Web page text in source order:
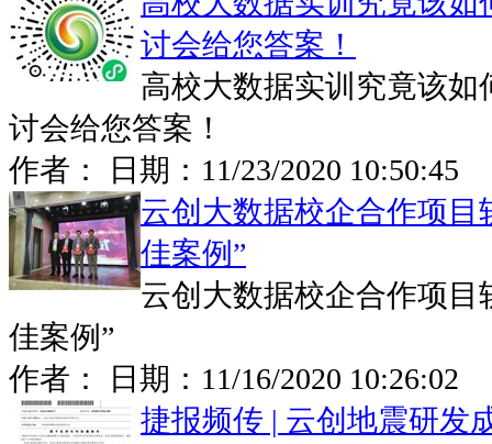
讨会给您答案！
高校大数据实训究竟该如
讨会给您答案！
作者： 日期： 11/23/2020 10:50:45
云创大数据校企合作项目
佳案例”
云创大数据校企合作项目
佳案例”
作者： 日期： 11/16/2020 10:26:02
捷报频传 | 云创地震研发